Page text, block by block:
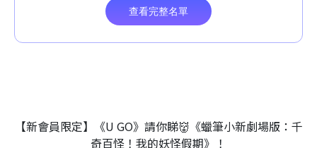
【新會員限定】《U GO》請你睇👹《蠟筆小新劇場版：千
奇百怪！我的妖怪假期》！